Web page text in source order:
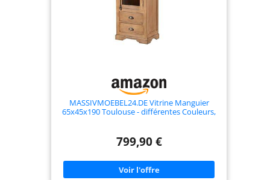
MASSIVMOEBEL24.DE Vitrine Manguier
65x45x190 Toulouse - différentes Couleurs,
799,90 €